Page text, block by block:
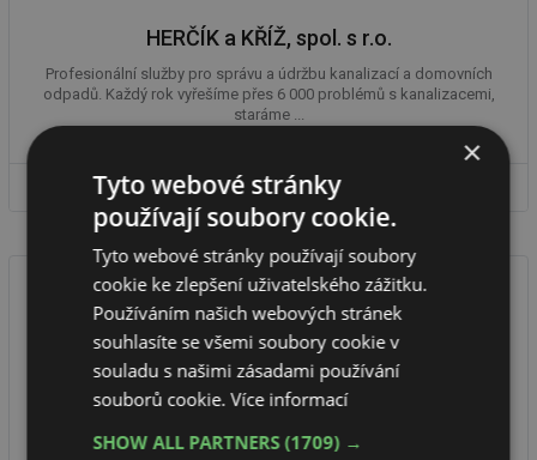
HERČÍK a KŘÍŽ, spol. s r.o.
Profesionální služby pro správu a údržbu kanalizací a domovních
odpadů. Každý rok vyřešíme přes 6 000 problémů s kanalizacemi,
staráme ...
DETAIL FIRMY
Strojírenský zkušební ústav, s.p.
Provádíme zkoušení, inspekce a certifikace výrobků pro výrobní
managementu. ...
×
Tyto webové stránky
používají soubory cookie.
Tyto webové stránky používají soubory
cookie ke zlepšení uživatelského zážitku.
Používáním našich webových stránek
souhlasíte se všemi soubory cookie v
souladu s našimi zásadami používání
souborů cookie.Více informací
SHOW ALL PARTNERS(1709) →